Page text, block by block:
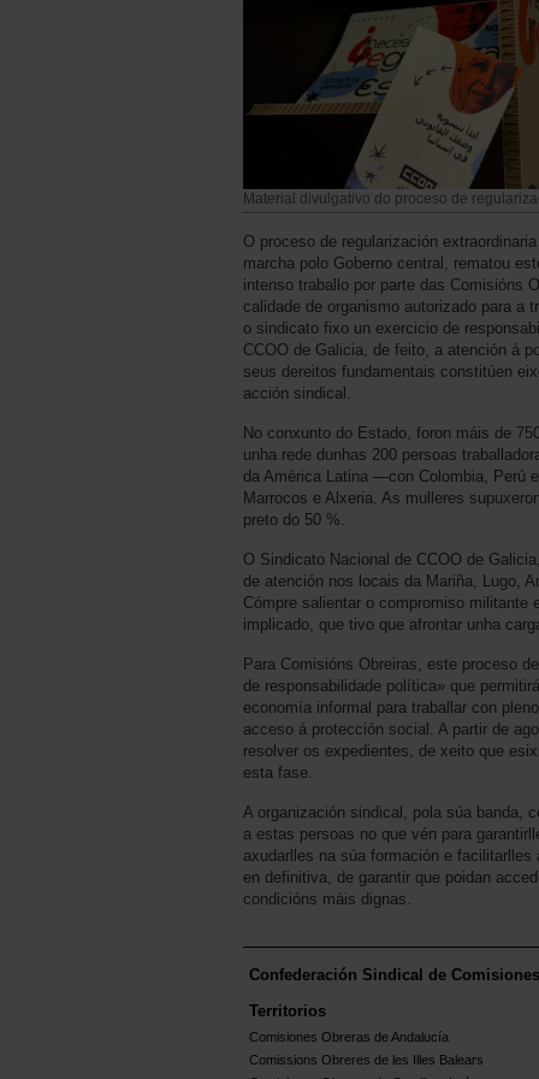
Material divulgativo do proceso de
O proceso de regularización
marcha polo Goberno central, rematou
intenso traballo por parte das Comisións
calidade de organismo autorizado para a
o sindicato fixo un exercicio de
CCOO de Galicia, de feito, a atención á
seus dereitos fundamentais constitúen
acción sindical.
No conxunto do Estado, foron máis de
unha rede dunhas 200 persoas
da América Latina —con Colombia, Perú
Marrocos e Alxeria. As mulleres
preto do 50 %.
O Sindicato Nacional de CCOO de
de atención nos locais da Mariña, Lugo,
Cómpre salientar o compromiso militante
implicado, que tivo que afrontar unha
Para Comisións Obreiras, este proceso
de responsabilidade política» que
economía informal para traballar con
acceso á protección social. A partir de
resolver os expedientes, de xeito que
esta fase.
A organización sindical, pola súa banda,
a estas persoas no que vén para
axudarlles na súa formación e
en definitiva, de garantir que poidan
condicións máis dignas.
Confederación Sindical de
Territorios
Comisiones Obreras de Andalucía
Comissions Obreres de les Illes Balears